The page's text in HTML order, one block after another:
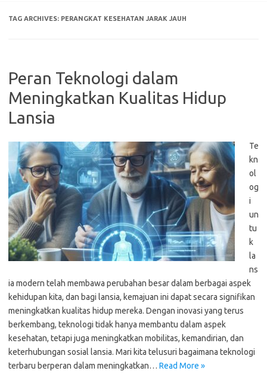
TAG ARCHIVES: PERANGKAT KESEHATAN JARAK JAUH
Peran Teknologi dalam
Meningkatkan Kualitas Hidup
Lansia
Te
kn
ol
og
i
un
tu
k
la
ns
ia modern telah membawa perubahan besar dalam berbagai aspek
kehidupan kita, dan bagi lansia, kemajuan ini dapat secara signifikan
meningkatkan kualitas hidup mereka. Dengan inovasi yang terus
berkembang, teknologi tidak hanya membantu dalam aspek
kesehatan, tetapi juga meningkatkan mobilitas, kemandirian, dan
keterhubungan sosial lansia. Mari kita telusuri bagaimana teknologi
terbaru berperan dalam meningkatkan… Read More »